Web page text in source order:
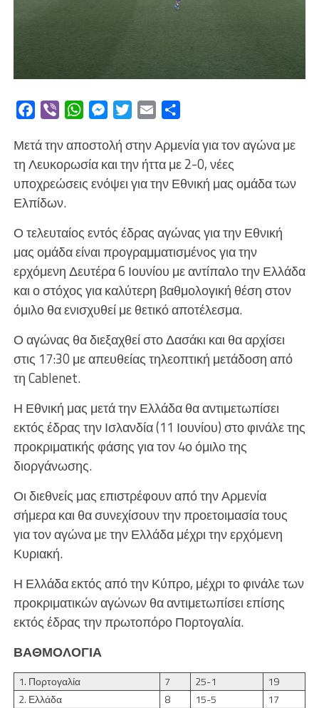
Facebook
Viber WhatsAppMessengerTwitterEmail
Μετά την αποστολή στην Αρμενία για τον αγώνα με
τη Λευκορωσία και την ήττα με 2-0, νέες
υποχρεώσεις ενόψει για την Εθνική μας ομάδα των
Ελπίδων.
Ο τελευταίος εντός έδρας αγώνας για την Εθνική
μας ομάδα είναι προγραμματισμένος για την
ερχόμενη Δευτέρα 6 Ιουνίου με αντίπαλο την Ελλάδα
και ο στόχος για καλύτερη βαθμολογική θέση στον
όμιλο θα ενισχυθεί με θετικό αποτέλεσμα.
Ο αγώνας θα διεξαχθεί στο Δασάκι και θα αρχίσει
στις 17:30 με απευθείας τηλεοπτική μετάδοση από
τη Cablenet.
Η Εθνική μας μετά την Ελλάδα θα αντιμετωπίσει
εκτός έδρας την Ισλανδία (11 Ιουνίου) στο φινάλε της
προκριματικής φάσης για τον 4ο όμιλο της
διοργάνωσης.
Οι διεθνείς μας επιστρέφουν από την Αρμενία
σήμερα και θα συνεχίσουν την προετοιμασία τους
για τον αγώνα με την Ελλάδα μέχρι την ερχόμενη
Κυριακή.
Η Ελλάδα εκτός από την Κύπρο, μέχρι το φινάλε των
προκριματικών αγώνων θα αντιμετωπίσει επίσης
εκτός έδρας την πρωτοπόρο Πορτογαλία.
ΒΑΘΜΟΛΟΓΙΑ
1. Πορτογαλία 7 25-1
19
2. Ελλάδα
8 15-5
17